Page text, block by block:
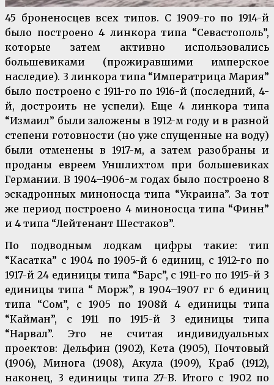
45 броненосцев всех типов. С 1909-го по 1914-й
было построено 4 линкора типа “Севастополь”,
которые затем активно использовались
большевиками (прожиравшими имперское
наследие). 3 линкора типа “Императрица Мария”
было построено с 1911-го по 1916-й (последний, 4-
й, достроить не успели). Еще 4 линкора типа
“Измаил” были заложены в 1912-м году и в разной
степени готовности (но уже спущенные на воду)
были отменены в 1917-м, а затем разобраны и
проданы евреем Уншлихтом при большевиках
Германии. В 1904–1906-м годах было построено 8
эскадронных миноносца типа “Украина”. За тот
же период построено 4 миноносца типа “Финн”
и 4 типа “Лейтенант Шестаков”.
По подводным лодкам цифры такие: тип
“Касатка” с 1904 по 1905-й 6 единиц, с 1912-го по
1917-й 24 единицы типа “Барс”, с 1911-го по 1915-й 3
единицы типа “ Морж”, в 1904–1907 гг 6 единиц
типа “Сом”, с 1905 по 1908й 4 единицы типа
“Кайман”, с 1911 по 1915-й 3 единицы типа
“Нарвал”. Это не считая индивидуальных
проектов: Дельфин (1902), Кета (1905), Почтовый
(1906), Минога (1908), Акула (1909), Краб (1912),
наконец, 3 единицы типа 27-В. Итого с 1902 по